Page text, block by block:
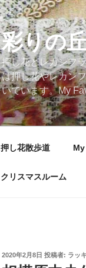
彩りの
押し花とレカンフ
は押し花やレカン
いています。My
押し花散歩道
クリスマスルーム
投
稿
2020年2月8日 投稿者: ラッ